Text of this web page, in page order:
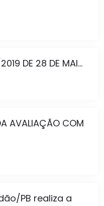
DE 28 DE MAI...
AVALIAÇÃO COM
PB realiza a